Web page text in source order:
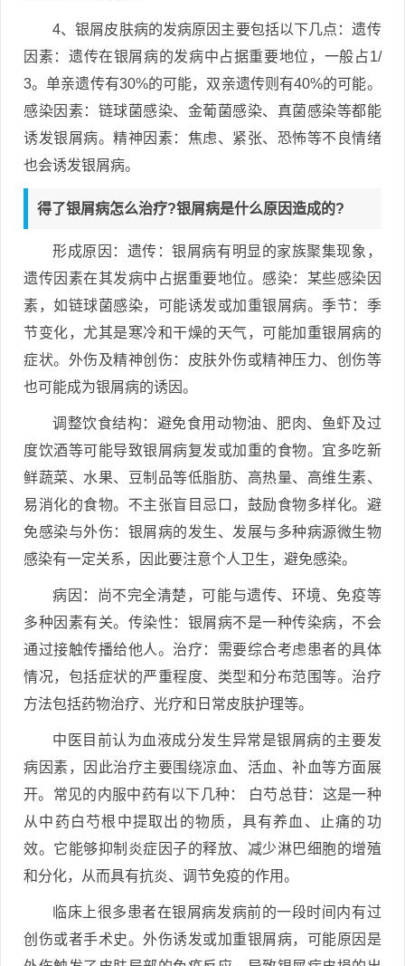
4、银屑皮肤病的发病原因主要包括以下几点：遗传
因素：遗传在银屑病的发病中占据重要地位，一般占1/
3。单亲遗传有30%的可能，双亲遗传则有40%的可能。
感染因素：链球菌感染、金葡菌感染、真菌感染等都能
诱发银屑病。精神因素：焦虑、紧张、恐怖等不良情绪
也会诱发银屑病。
得了银屑病怎么治疗?银屑病是什么原因造成的?
形成原因：遗传：银屑病有明显的家族聚集现象，
遗传因素在其发病中占据重要地位。感染：某些感染因
素，如链球菌感染，可能诱发或加重银屑病。季节：季
节变化，尤其是寒冷和干燥的天气，可能加重银屑病的
症状。外伤及精神创伤：皮肤外伤或精神压力、创伤等
也可能成为银屑病的诱因。
调整饮食结构：避免食用动物油、肥肉、鱼虾及过
度饮酒等可能导致银屑病复发或加重的食物。宜多吃新
鲜蔬菜、水果、豆制品等低脂肪、高热量、高维生素、
易消化的食物。不主张盲目忌口，鼓励食物多样化。避
免感染与外伤：银屑病的发生、发展与多种病源微生物
感染有一定关系，因此要注意个人卫生，避免感染。
病因：尚不完全清楚，可能与遗传、环境、免疫等
多种因素有关。传染性：银屑病不是一种传染病，不会
通过接触传播给他人。治疗：需要综合考虑患者的具体
情况，包括症状的严重程度、类型和分布范围等。治疗
方法包括药物治疗、光疗和日常皮肤护理等。
中医目前认为血液成分发生异常是银屑病的主要发
病因素，因此治疗主要围绕凉血、活血、补血等方面展
开。常见的内服中药有以下几种： 白芍总苷：这是一种
从中药白芍根中提取出的物质，具有养血、止痛的功
效。它能够抑制炎症因子的释放、减少淋巴细胞的增殖
和分化，从而具有抗炎、调节免疫的作用。
临床上很多患者在银屑病发病前的一段时间内有过
创伤或者手术史。外伤诱发或加重银屑病，可能原因是